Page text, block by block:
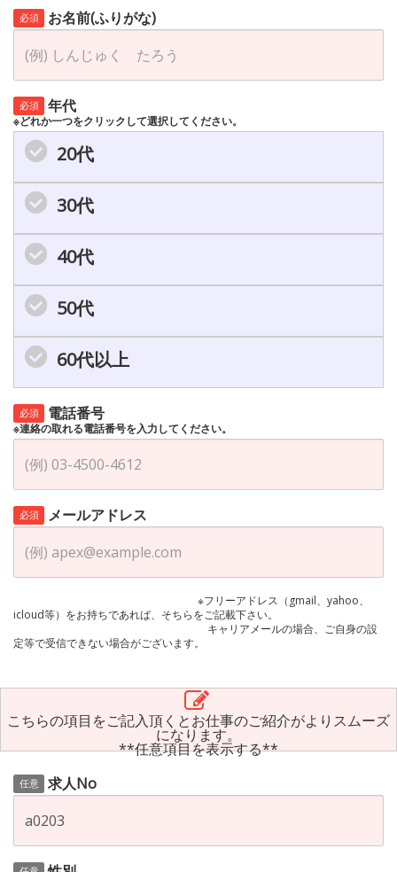
必須 お名前(ふりがな)
必須 年代
※どれか一つをクリックして選択してください。
20代
30代
40代
50代
60代以上
必須 電話番号
※連絡の取れる電話番号を入力してください。
必須 メールアドレス
※フリーアドレス（gmail、yahoo、
icloud等）をお持ちであれば、そちらをご記載下さい。
キャリアメールの場合、ご自身の設
定等で受信できない場合がございます。
こちらの項目をご記入頂くとお仕事のご紹介がよりスムーズ
になります。
**任意項目を表示する**
任意 求人No